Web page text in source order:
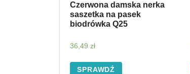
Czerwona damska nerka
saszetka na pasek
biodrówka Q25
36,49 zł
SPRAWDŹ